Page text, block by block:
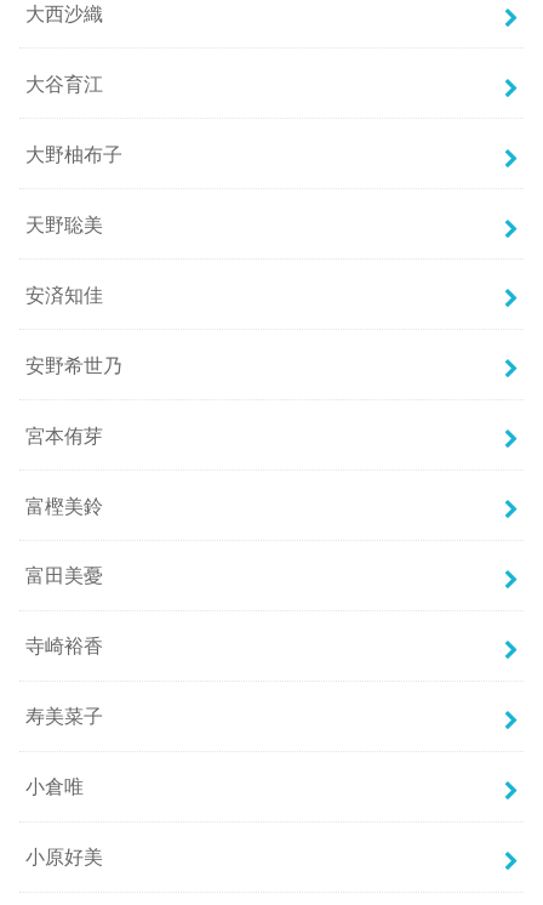
大西沙織
大谷育江
大野柚布子
天野聡美
安済知佳
安野希世乃
宮本侑芽
富樫美鈴
富田美憂
寺崎裕香
寿美菜子
小倉唯
小原好美